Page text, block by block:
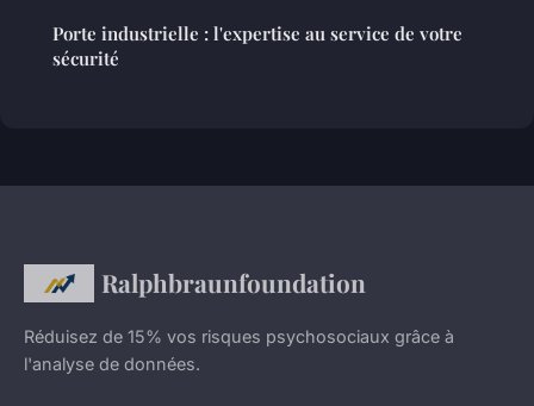
Porte industrielle : l'expertise au service de votre
sécurité
Ralphbraunfoundation
Réduisez de 15% vos risques psychosociaux grâce à
l'analyse de données.